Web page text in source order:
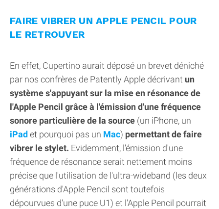
FAIRE VIBRER UN APPLE PENCIL POUR
LE RETROUVER
En effet, Cupertino aurait déposé un brevet déniché
par nos confrères de Patently Apple décrivant un
système s'appuyant sur la mise en résonance de
l'Apple Pencil grâce à l'émission d'une fréquence
sonore particulière de la source (un iPhone, un
iPad et pourquoi pas un Mac) permettant de faire
vibrer le stylet. Evidemment, l'émission d'une
fréquence de résonance serait nettement moins
précise que l'utilisation de l'ultra-wideband (les deux
générations d'Apple Pencil sont toutefois
dépourvues d'une puce U1) et l'Apple Pencil pourrait